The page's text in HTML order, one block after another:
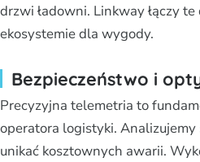
drzwi ładowni. Linkway łączy
ekosystemie dla wygody.
Bezpieczeństwo i
Precyzyjna telemetria to
operatora logistyki.
unikać kosztownych awarii.